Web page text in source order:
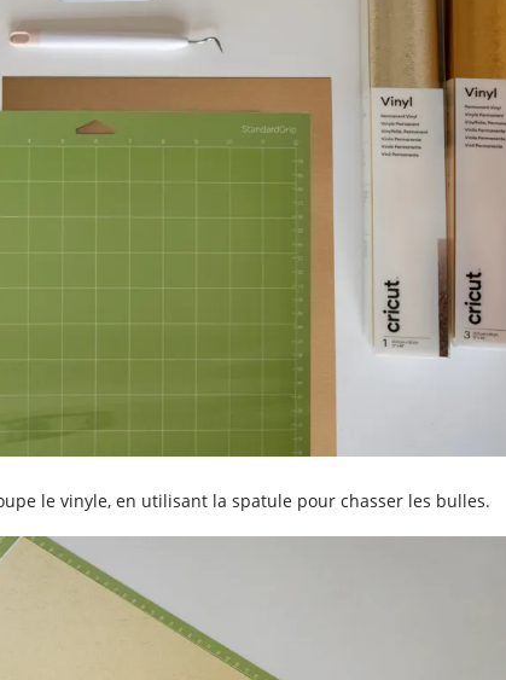
le vinyle, en utilisant la spatule pour chasser les bulles.